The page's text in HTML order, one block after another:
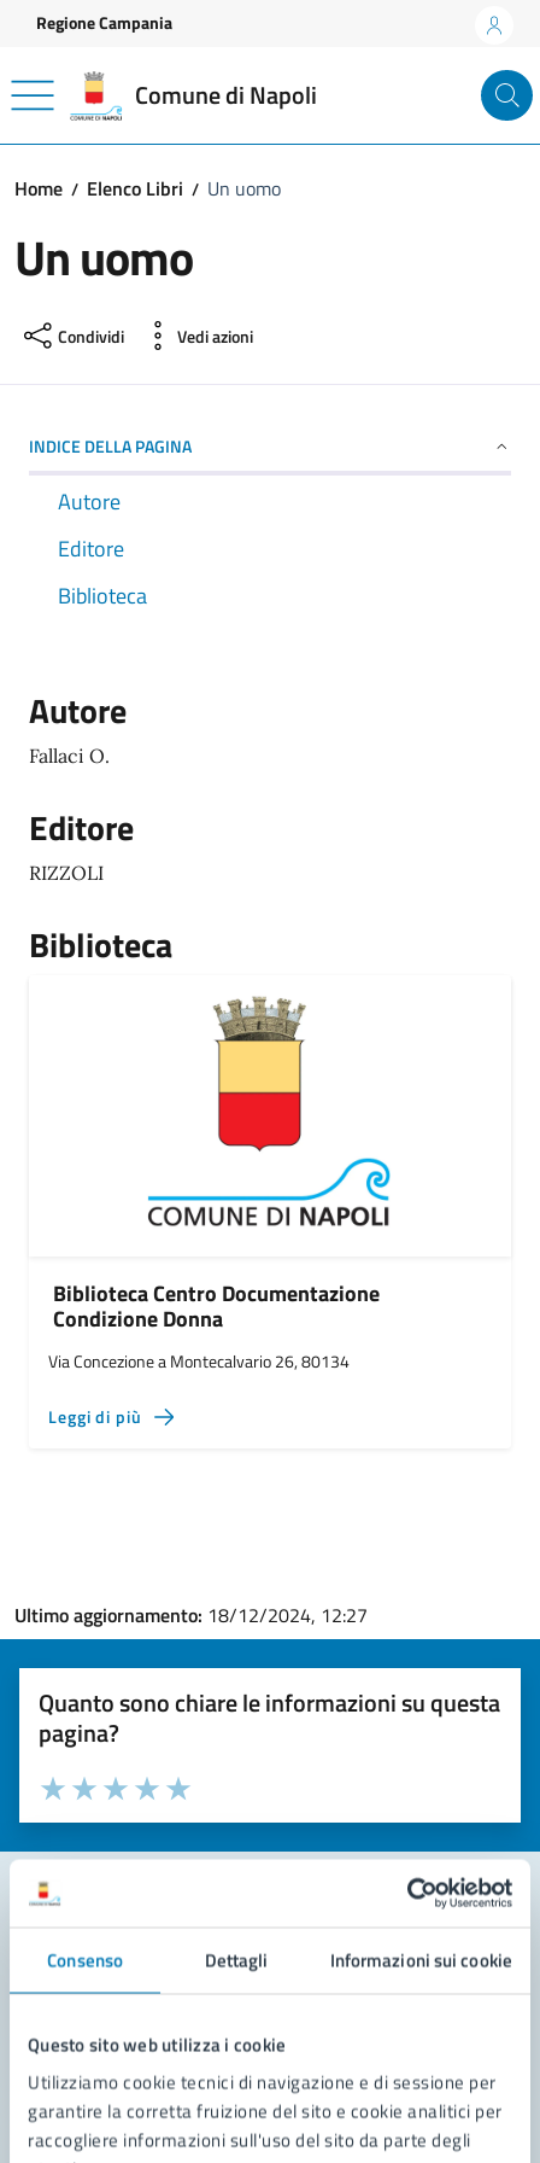
Consenso Dettagli Informazioni sui cookie
Questo sito web utilizza i cookie
Utilizziamo cookie tecnici di navigazione e di sessione per
garantire la corretta fruizione del sito e cookie analitici per
raccogliere informazioni sull'uso del sito da parte degli
Vai ai contenuti
Vai al footer
Regione Campania
Comune di Napoli
Home Elenco Libri Un uomo
Un uomo
Condividi Vedi azioni
INDICE DELLA PAGINA
Autore
Editore
Biblioteca
Autore
Fallaci O.
Editore
RIZZOLI
Biblioteca
Biblioteca Centro Documentazione
Condizione Donna
Via Concezione a Montecalvario 26, 80134
Leggi di più
Ultimo aggiornamento: 18/12/2024, 12:27
Quanto sono chiare le informazioni su questa
pagina?
Valuta la chiarezza delle informazioni (da 1 a 5 stelle)
Seleziona il numero di stelle per valutare la chiarezza delle
Valuta 5 stelle su 5
Valuta 4 stelle su 5
Valuta 3 stelle su 5
Valuta 2 stelle su 5
Valuta 1 stelle su 5
Contatta il comune
Leggi le domande frequenti
Richiedi assistenza
Prenota appuntamento